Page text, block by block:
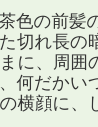
色の前髪
切れ長の
に、周囲
何だか
横顔に、